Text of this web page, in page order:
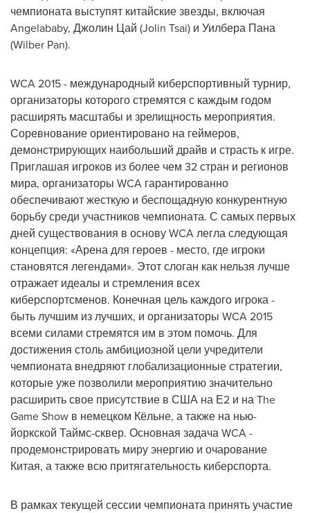
чемпионата выступят китайские звезды, включая
Angelababy, Джолин Цай (Jolin Tsai) и Уилбера Пана
(Wilber Pan).
WCA 2015 - международный киберспортивный турнир,
организаторы которого стремятся с каждым годом
расширять масштабы и зрелищность мероприятия.
Соревнование ориентировано на геймеров,
демонстрирующих наибольший драйв и страсть к игре.
Приглашая игроков из более чем 32 стран и регионов
мира, организаторы WCA гарантированно
обеспечивают жесткую и беспощадную конкурентную
борьбу среди участников чемпионата. С самых первых
дней существования в основу WCA легла следующая
концепция: «Арена для героев - место, где игроки
становятся легендами». Этот слоган как нельзя лучше
отражает идеалы и стремления всех
киберспортсменов. Конечная цель каждого игрока -
быть лучшим из лучших, и организаторы WCA 2015
всеми силами стремятся им в этом помочь. Для
достижения столь амбициозной цели учредители
чемпионата внедряют глобализационные стратегии,
которые уже позволили мероприятию значительно
расширить свое присутствие в США на Е2 и на The
Game Show в немецком Кёльне, а также на нью-
йоркской Таймс-сквер. Основная задача WCA -
продемонстрировать миру энергию и очарование
Китая, а также всю притягательность киберспорта.
В рамках текущей сессии чемпионата принять участие